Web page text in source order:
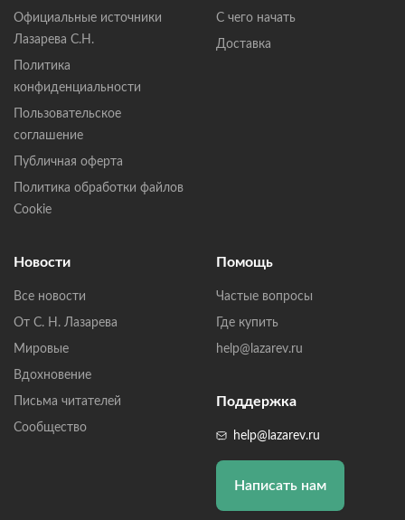
Официальные источники
Лазарева С.Н.
Политика
конфиденциальности
Пользовательское
соглашение
Публичная оферта
Политика обработки файлов
Cookie
С чего начать
Доставка
Новости
Все новости
От С. Н. Лазарева
Мировые
Вдохновение
Письма читателей
Сообщество
Помощь
Частые вопросы
Где купить
help@lazarev.ru
Поддержка
help@lazarev.ru
Написать нам